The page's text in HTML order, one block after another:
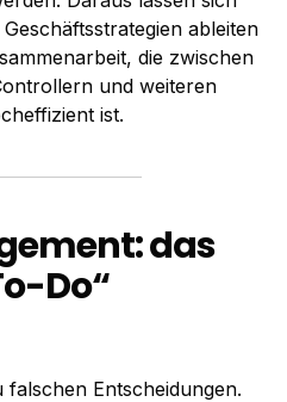
ableiten
die zwischen
und weiteren
ist.
das
Do“
Entscheidungen.